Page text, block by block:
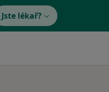
Jste lékař?